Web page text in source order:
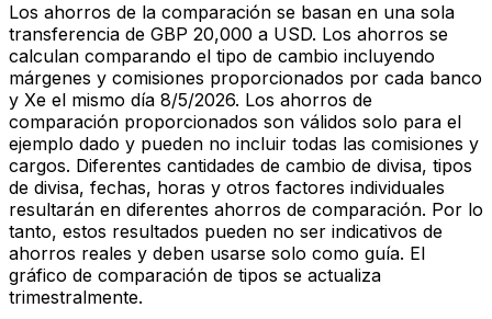
Los ahorros de la comparación se basan en una sola
transferencia de GBP 20,000 a USD. Los ahorros se
calculan comparando el tipo de cambio incluyendo
márgenes y comisiones proporcionados por cada banco
y Xe el mismo día 8/5/2026. Los ahorros de
comparación proporcionados son válidos solo para el
ejemplo dado y pueden no incluir todas las comisiones y
cargos. Diferentes cantidades de cambio de divisa, tipos
de divisa, fechas, horas y otros factores individuales
resultarán en diferentes ahorros de comparación. Por lo
tanto, estos resultados pueden no ser indicativos de
ahorros reales y deben usarse solo como guía. El
gráfico de comparación de tipos se actualiza
trimestralmente.